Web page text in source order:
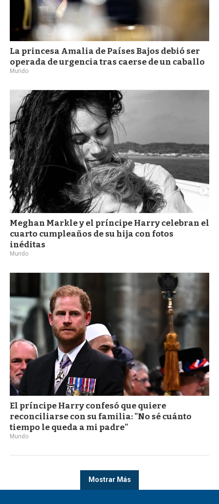
La princesa Amalia de Países Bajos debió ser
operada de urgencia tras caerse de un caballo
Mundo
Meghan Markle y el príncipe Harry celebran el
cuarto cumpleaños de su hija con fotos
inéditas
Mundo
El príncipe Harry confesó que quiere
reconciliarse con su familia: "No sé cuánto
tiempo le queda a mi padre"
Mundo
Mostrar Más